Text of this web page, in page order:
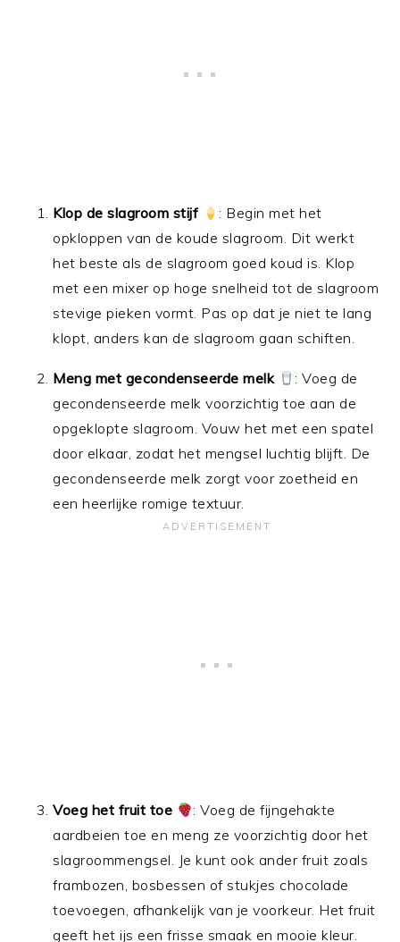
Klop de slagroom stijf
: Begin met het
opkloppen van de koude slagroom. Dit werkt
het beste als de slagroom goed koud is. Klop
met een mixer op hoge snelheid tot de slagroom
stevige pieken vormt. Pas op dat je niet te lang
klopt, anders kan de slagroom gaan schiften.
Meng met gecondenseerde melk
: Voeg de
gecondenseerde melk voorzichtig toe aan de
opgeklopte slagroom. Vouw het met een spatel
door elkaar, zodat het mengsel luchtig blijft. De
gecondenseerde melk zorgt voor zoetheid en
een heerlijke romige textuur.
Voeg het fruit toe
: Voeg de fijngehakte
aardbeien toe en meng ze voorzichtig door het
slagroommengsel. Je kunt ook ander fruit zoals
frambozen, bosbessen of stukjes chocolade
toevoegen, afhankelijk van je voorkeur. Het fruit
geeft het ijs een frisse smaak en mooie kleur.